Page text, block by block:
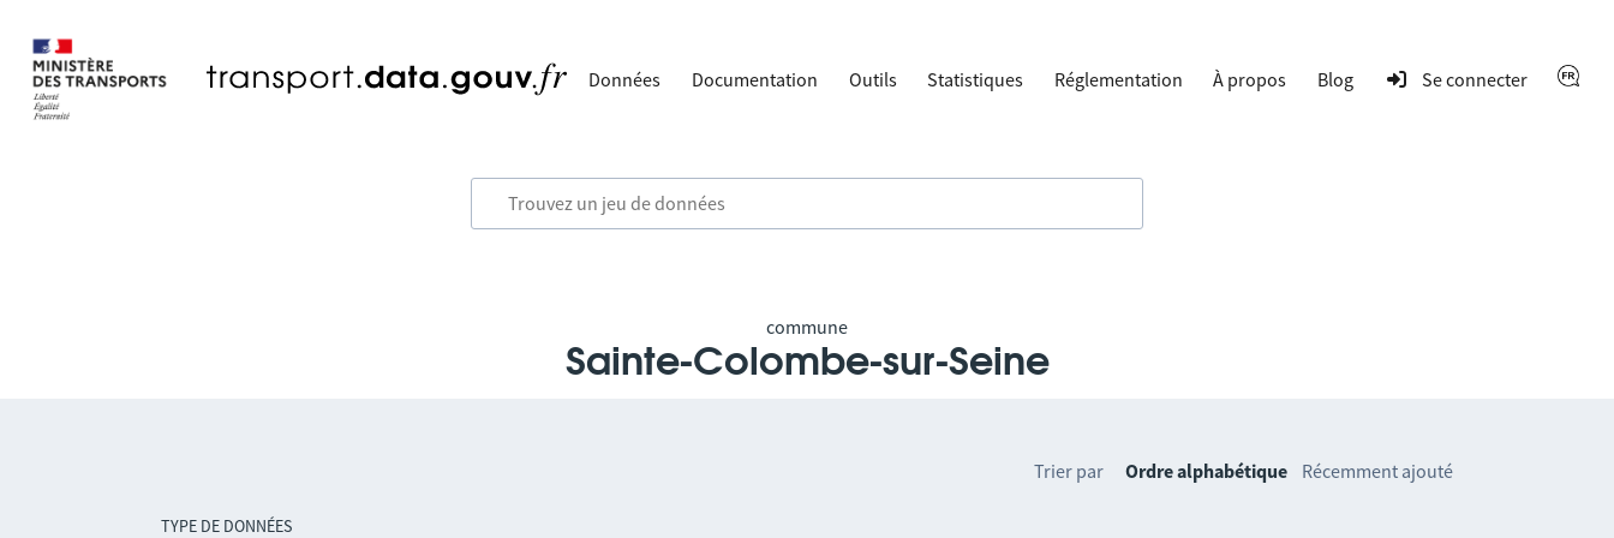
Données Documentation Outils Statistiques Réglementation À propos Blog Se connecter
commune
Sainte-Colombe-sur-Seine
TYPE DE DONNÉES
Trier par Ordre alphabétique Récemment ajouté